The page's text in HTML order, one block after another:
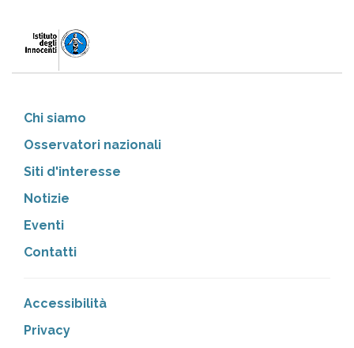
Chi siamo
Osservatori nazionali
Siti d'interesse
Notizie
Eventi
Contatti
Accessibilità
Privacy